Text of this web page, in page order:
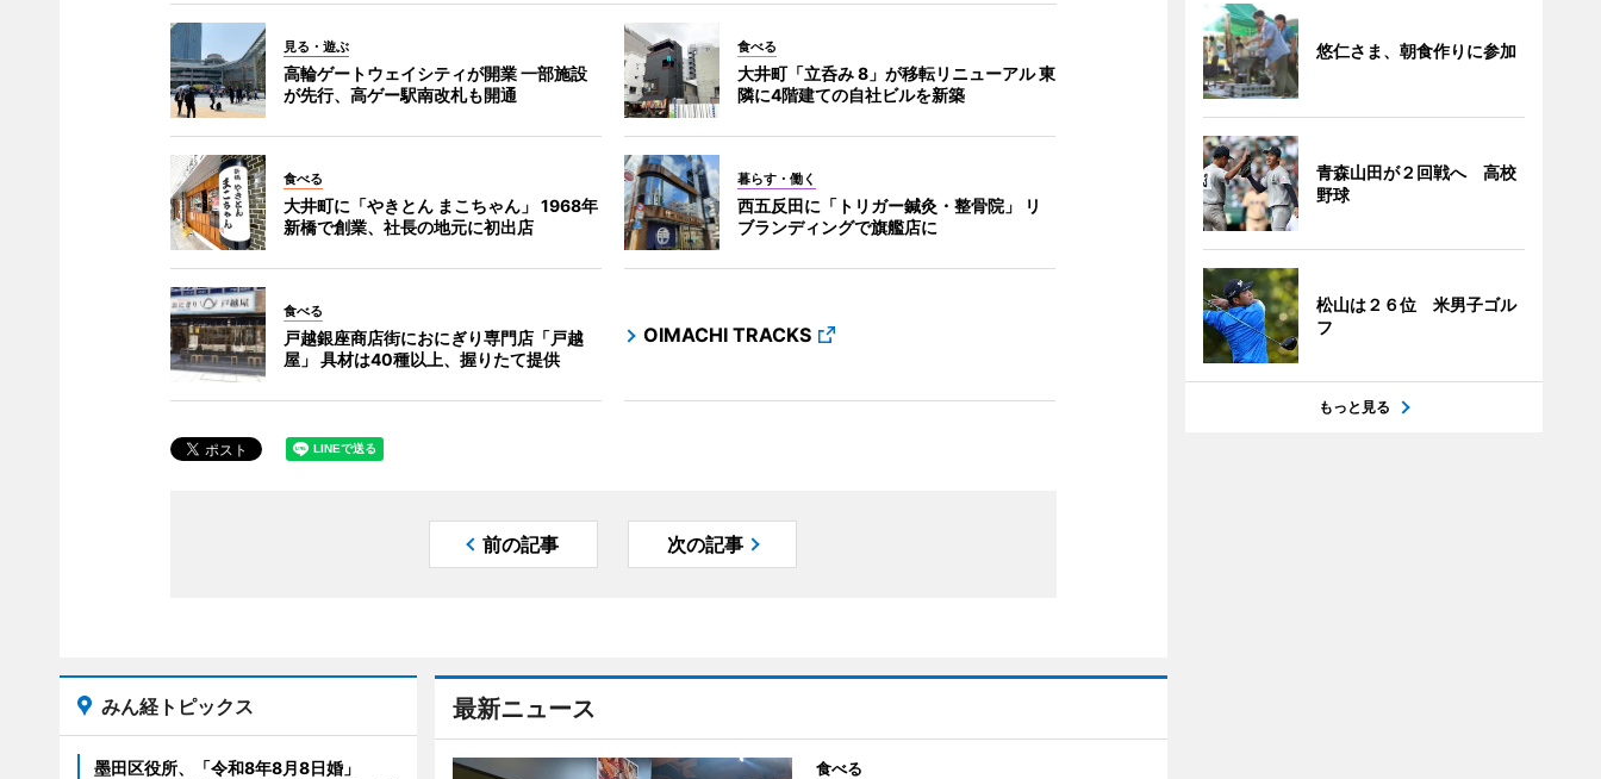
見る・遊ぶ
高輪ゲートウェイシティが開業 一部施設
が先行、高ゲー駅南改札も開通
食べる
大井町「立呑み 8」が移転リニューアル 東
隣に4階建ての自社ビルを新築
食べる
大井町に「やきとん まこちゃん」 1968年
新橋で創業、社長の地元に初出店
暮らす・働く
西五反田に「トリガー鍼灸・整骨院」 リ
ブランディングで旗艦店に
食べる
戸越銀座商店街におにぎり専門店「戸越
屋」 具材は40種以上、握りたて提供
OIMACHI TRACKS
前の記事 次の記事
最新ニュース
食べる
みん経トピックス
墨田区役所、「令和8年8月8日婚」
悠仁さま、朝食作りに参加
青森山田が２回戦へ 高校
野球
松山は２６位 米男子ゴル
フ
もっと見る